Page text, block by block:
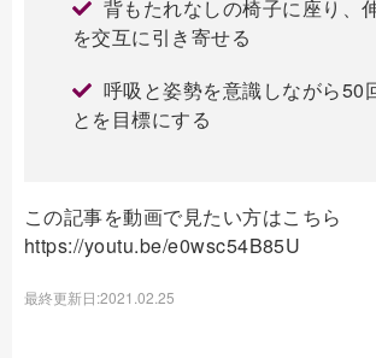
背もたれなしの椅子に座り、
を交互に引き寄せる
呼吸と姿勢を意識しながら50
とを目標にする
この記事を動画で見たい方はこちら
https://youtu.be/e0wsc54B85U
最終更新日:2021.02.25